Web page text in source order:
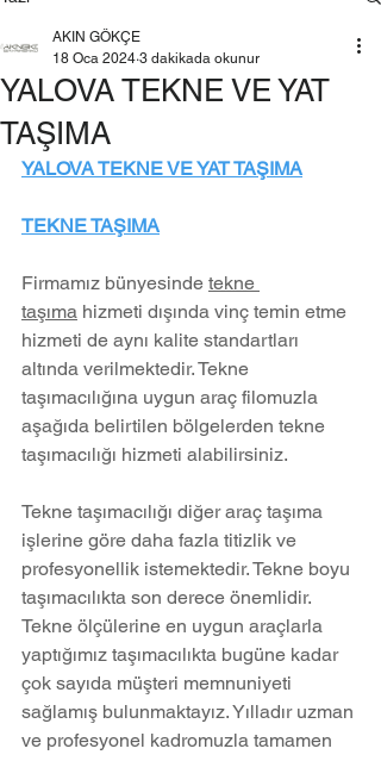
YALOVA TEKNE VE YAT
TAŞIMA
AKIN GÖKÇE
18 Oca 2024 3 dakikada okunur
YALOVA TEKNE VE YAT TAŞIMA
TEKNE TAŞIMA
Firmamız bünyesinde tekne
taşıma hizmeti dışında vinç temin etme
hizmeti de aynı kalite standartları
altında verilmektedir. Tekne
taşımacılığına uygun araç filomuzla
aşağıda belirtilen bölgelerden tekne
taşımacılığı hizmeti alabilirsiniz.
Tekne taşımacılığı diğer araç taşıma
işlerine göre daha fazla titizlik ve
profesyonellik istemektedir. Tekne boyu
taşımacılıkta son derece önemlidir.
Tekne ölçülerine en uygun araçlarla
yaptığımız taşımacılıkta bugüne kadar
çok sayıda müşteri memnuniyeti
sağlamış bulunmaktayız. Yılladır uzman
ve profesyonel kadromuzla tamamen